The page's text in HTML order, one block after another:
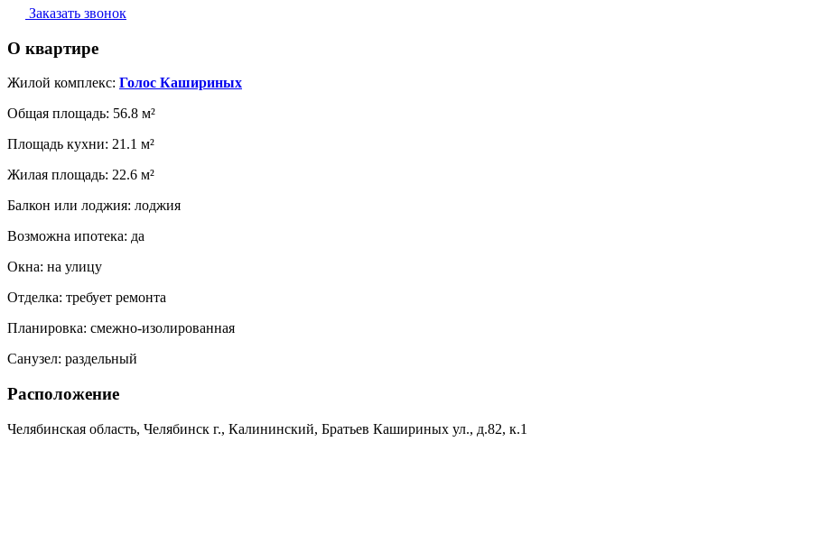
Заказать звонок
О квартире
Жилой комплекс: Голос Кашириных
Общая площадь: 56.8 м²
Площадь кухни: 21.1 м²
Жилая площадь: 22.6 м²
Балкон или лоджия: лоджия
Возможна ипотека: да
Окна: на улицу
Отделка: требует ремонта
Планировка: смежно-изолированная
Санузел: раздельный
Расположение
Челябинская область, Челябинск г., Калининский, Братьев Кашириных ул., д.82, к.1